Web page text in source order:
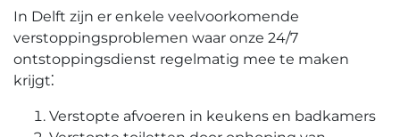
In Delft zijn er enkele veelvoorkomende
verstoppingsproblemen waar onze 24/7
ontstoppingsdienst regelmatig mee te maken
krijgt⁚
Verstopte afvoeren in keukens en badkamers